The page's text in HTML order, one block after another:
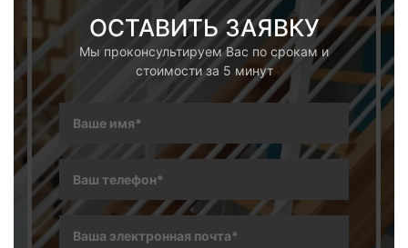
ОСТАВИТЬ ЗАЯВКУ
Мы проконсультируем Вас по срокам и
стоимости за 5 минут